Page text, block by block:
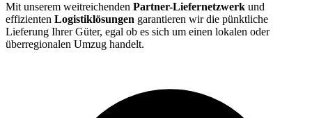
Mit unserem weitreichenden Partner-Liefernetzwerk und
effizienten Logistiklösungen garantieren wir die pünktliche
Lieferung Ihrer Güter, egal ob es sich um einen lokalen oder
überregionalen Umzug handelt.